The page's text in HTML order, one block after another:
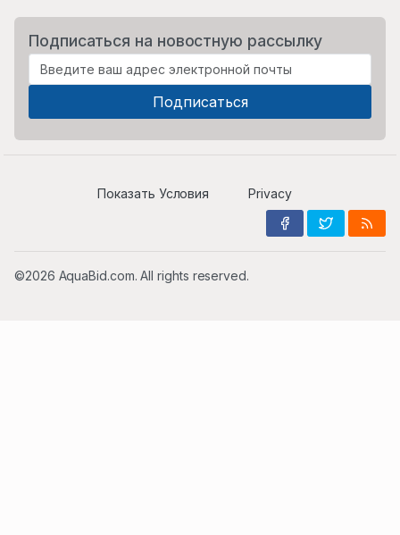
Подписаться на новостную рассылку
Показать Условия Privacy
©2026 AquaBid.com. All rights reserved.